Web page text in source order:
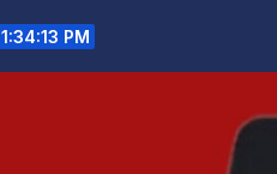
1:34:14 PM